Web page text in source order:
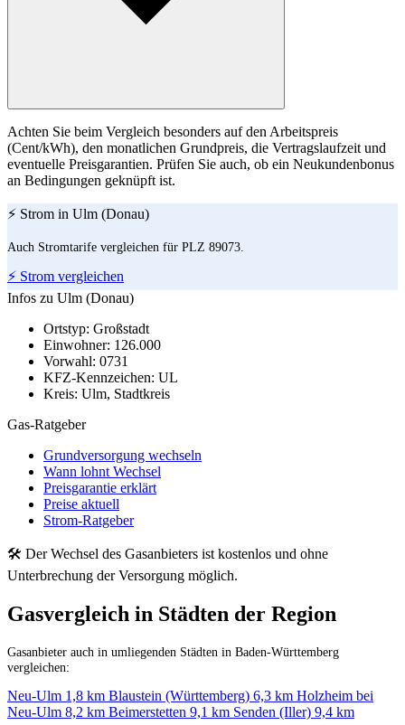
Achten Sie beim Vergleich besonders auf den Arbeitspreis
(Cent/kWh), den monatlichen Grundpreis, die Vertragslaufzeit und
eventuelle Preisgarantien. Prüfen Sie auch, ob ein Neukundenbonus
an Bedingungen geknüpft ist.
⚡ Strom in Ulm (Donau)
Auch Stromtarife vergleichen für PLZ 89073.
⚡ Strom vergleichen
Infos zu Ulm (Donau)
Ortstyp: Großstadt
Einwohner: 126.000
Vorwahl: 0731
KFZ-Kennzeichen: UL
Kreis: Ulm, Stadtkreis
Gas-Ratgeber
Grundversorgung wechseln
Wann lohnt Wechsel
Preisgarantie erklärt
Preise aktuell
Strom-Ratgeber
🛠 Der Wechsel des Gasanbieters ist kostenlos und ohne
Unterbrechung der Versorgung möglich.
Gasvergleich in Städten der Region
Gasanbieter auch in umliegenden Städten in Baden-Württemberg
vergleichen:
Neu-Ulm 1,8 km Blaustein (Württemberg) 6,3 km Holzheim bei
Neu-Ulm 8,2 km Beimerstetten 9,1 km Senden (Iller) 9,4 km